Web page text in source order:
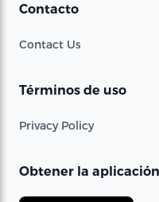
Contacto
Contact Us
Términos de uso
Privacy Policy
Obtener la aplicación